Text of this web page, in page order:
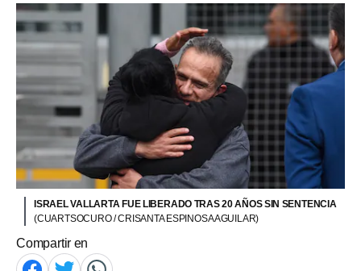
ISRAEL VALLARTA FUE LIBERADO TRAS 20 AÑOS SIN SENTENCIA
(CUARTSOCURO / CRISANTA ESPINOSA AGUILAR)
Compartir en